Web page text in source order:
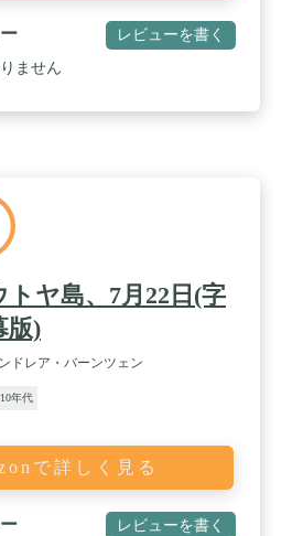
レビューを書く
ません
トヤ島、7月22日(字
版)
ドレア・バーンツェン
年代
で詳しく見る
レビューを書く